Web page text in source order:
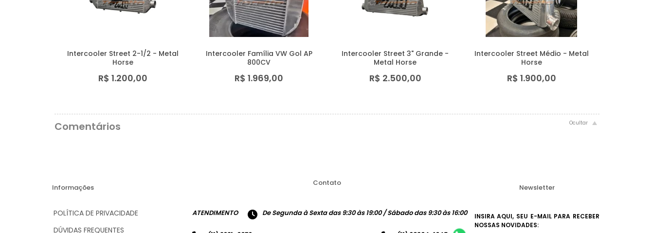
Intercooler Street 2-1/2 - Metal
Horse
R$ 1.200,00
Intercooler Família VW Gol AP
800CV
R$ 1.969,00
Intercooler Street 3" Grande -
Metal Horse
R$ 2.500,00
Intercooler Street Médio - Metal
Horse
R$ 1.900,00
Comentários
Informações
POLÍTICA DE PRIVACIDADE
DÚVIDAS FREQUENTES
Contato
ATENDIMENTO De Segunda à Sexta das 9:30 às 19:00 / Sábado das 9:30 às 16:00
Newsletter
INSIRA AQUI, SEU E-MAIL PARA RECEBER
NOSSAS NOVIDADES: